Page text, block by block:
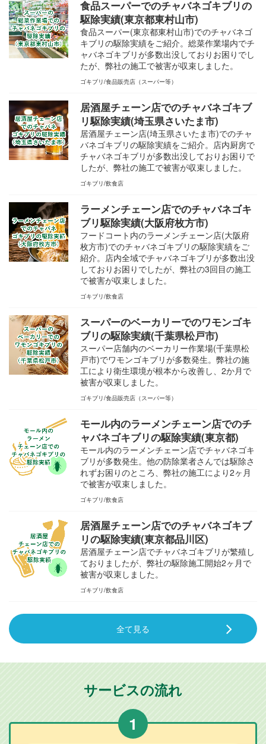
食品スーパーでのチャバネゴキブリの
駆除実績(東京都東村山市)
食品スーパー(東京都東村山市)でのチャバネゴ
キブリの駆除実績をご紹介。総菜作業場内でチ
ャバネゴキブリが多数出没しておりお困りでし
たが、弊社の施工で被害が収束しました。
ゴキブリ 食品販売店（スーパー等）
居酒屋チェーン店でのチャバネゴキブ
リ駆除実績(埼玉県さいたま市)
居酒屋チェーン店(埼玉県さいたま市)でのチャ
バネゴキブリの駆除実績をご紹介。店内厨房で
チャバネゴキブリが多数出没しておりお困りで
したが、弊社の施工で被害が収束しました。
ゴキブリ 飲食店
ラーメンチェーン店でのチャバネゴキ
ブリ駆除実績(大阪府枚方市)
フードコート内のラーメンチェーン店(大阪府
枚方市)でのチャバネゴキブリの駆除実績をご
紹介。店内全域でチャバネゴキブリが多数出没
しておりお困りでしたが、弊社の3回目の施工
で被害が収束しました。
ゴキブリ 飲食店
スーパーのベーカリーでのワモンゴキ
ブリの駆除実績(千葉県松戸市)
スーパー店舗内のベーカリー作業場(千葉県松
戸市)でワモンゴキブリが多数発生。弊社の施
工により衛生環境が根本から改善し、2か月で
被害が収束しました。
ゴキブリ 食品販売店（スーパー等）
モール内のラーメンチェーン店でのチ
ャバネゴキブリの駆除実績(東京都)
モール内のラーメンチェーン店でチャバネゴキ
ブリが多数発生。他の防除業者さんでは駆除さ
れずお困りのところ、弊社の施工により2ヶ月
で被害が収束しました。
ゴキブリ 飲食店
居酒屋チェーン店でのチャバネゴキブ
リの駆除実績(東京都品川区)
居酒屋チェーン店でチャバネゴキブリが繁殖し
ておりましたが、弊社の駆除施工開始2ヶ月で
被害が収束しました。
ゴキブリ 飲食店
全て見る
サービスの流れ
1